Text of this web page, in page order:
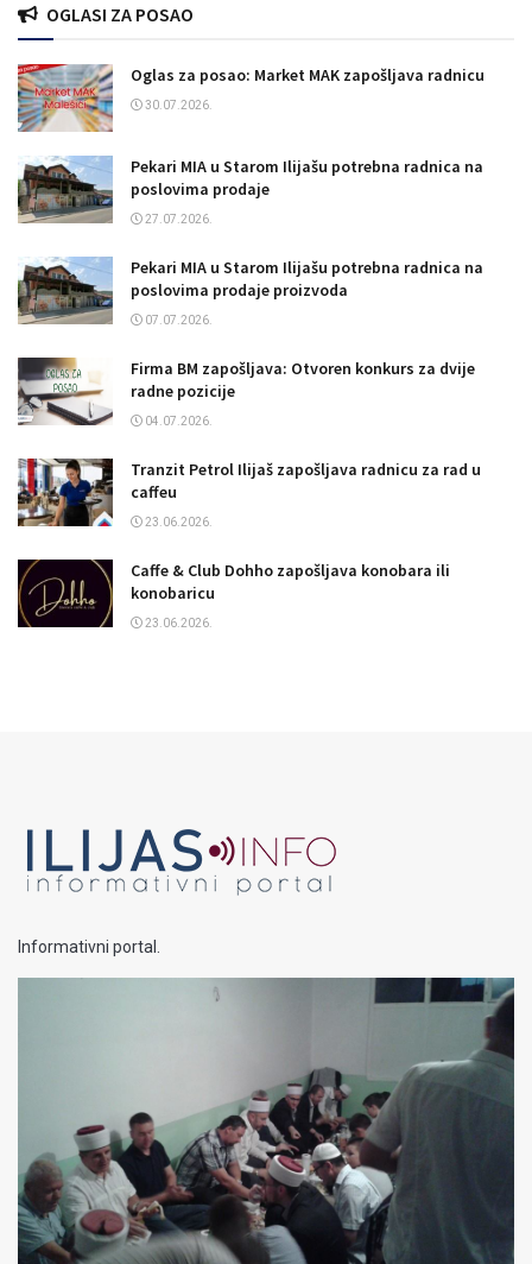
OGLASI ZA POSAO
Oglas za posao: Market MAK zapošljava radnicu
30.07.2026.
Pekari MIA u Starom Ilijašu potrebna radnica na
poslovima prodaje
27.07.2026.
Pekari MIA u Starom Ilijašu potrebna radnica na
poslovima prodaje proizvoda
07.07.2026.
Firma BM zapošljava: Otvoren konkurs za dvije
radne pozicije
04.07.2026.
Tranzit Petrol Ilijaš zapošljava radnicu za rad u
caffeu
23.06.2026.
Caffe & Club Dohho zapošljava konobara ili
konobaricu
23.06.2026.
Informativni portal.